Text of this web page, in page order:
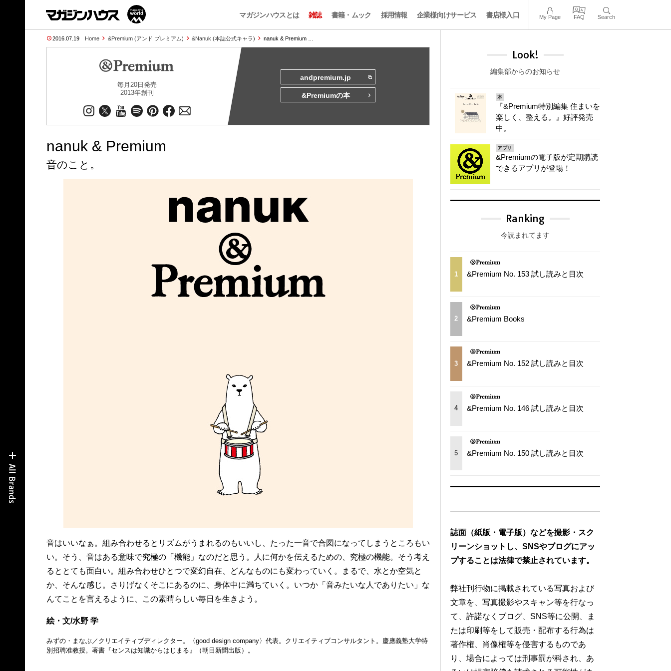
マガジンハウスとは 雑誌 書籍・ムック 採用情報 企業様向けサービス 書店様入口 My Page FAQ Search
2016.07.19 Home &Premium (アンド プレミアム) &Nanuk (本誌公式キャラ) nanuk & Premium …
毎月20日発売
2013年創刊
andpremium.jp
&Premiumの本
nanuk & Premium
音のこと。
音はいいなぁ。組み合わせるとリズムがうまれるのもいいし、たった一音で合図になってしまうところもい
い。そう、音はある意味で究極の「機能」なのだと思う。人に何かを伝えるための、究極の機能。そう考え
るととても面白い。組み合わせひとつで変幻自在、どんなものにも変わっていく。まるで、水とか空気と
か、そんな感じ。さりげなくそこにあるのに、身体中に満ちていく。いつか「音みたいな人でありたい」な
んてことを言えるように、この素晴らしい毎日を生きよう。
絵・文/水野 学
みずの・まなぶ／クリエイティブディレクター。〈good design company〉代表。クリエイティブコンサルタント。慶應義塾大学特
別招聘准教授。著書『センスは知識からはじまる』（朝日新聞出版）。
Look!
編集部からのお知らせ
本
『&Premium特別編集 住まいを
楽しく、整える。』好評発売
中。
アプリ
&Premiumの電子版が定期購読
できるアプリが登場！
Ranking
今読まれてます
1 &Premium No. 153 試し読みと目次
2 &Premium Books
3 &Premium No. 152 試し読みと目次
4 &Premium No. 146 試し読みと目次
5 &Premium No. 150 試し読みと目次
誌面（紙版・電子版）などを撮影・スク
リーンショットし、SNSやブログにアッ
プすることは法律で禁止されています。
弊社刊行物に掲載されている写真および
文章を、写真撮影やスキャン等を行なっ
て、許諾なくブログ、SNS等に公開、ま
たは印刷等をして販売・配布する行為は
著作権、肖像権等を侵害するものであ
り、場合によっては刑事罰が科され、あ